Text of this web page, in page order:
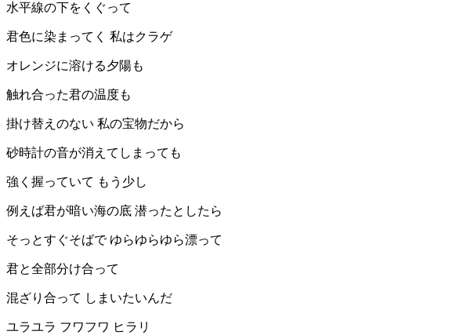
水平線の下をくぐって
君色に染まってく 私はクラゲ
オレンジに溶ける夕陽も
触れ合った君の温度も
掛け替えのない 私の宝物だから
砂時計の音が消えてしまっても
強く握っていて もう少し
例えば君が暗い海の底 潜ったとしたら
そっとすぐそばで ゆらゆらゆら漂って
君と全部分け合って
混ざり合って しまいたいんだ
ユラユラ フワフワ ヒラリ